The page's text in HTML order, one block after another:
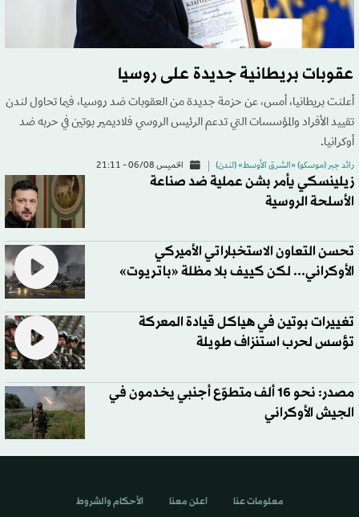
عقوبات بريطانية جديدة على روسيا
أعلنت بريطانيا، أمس، عن حزمة جديدة من العقوبات ضد روسيا، فيما تحاول لندن
تقييد الأفراد والمؤسسات التي تدعم الرئيس الروسي فلاديمير بوتين في حربه ضد
أوكرانيا.
رائد جبر (موسكو) «الشرق الأوسط» (لندن) الخميس 06/08 - 21:11
زيلينسكي يأمر بشن عملية ضد صناعة
الأسلحة الروسية
تحسن التعاون الاستخباراتي الأميركي
الأوكراني... لكن كييف بلا مظلة «باتريوت»
تغييرات بوتين في هياكل قيادة المعركة
تؤسس لحرب استنزاف طويلة
مصدر: نحو 16 ألف متطوّع أجنبي يخدمون في
الجيش الأوكراني
معلومات عنا اعلن معنا الأحكام والشروط